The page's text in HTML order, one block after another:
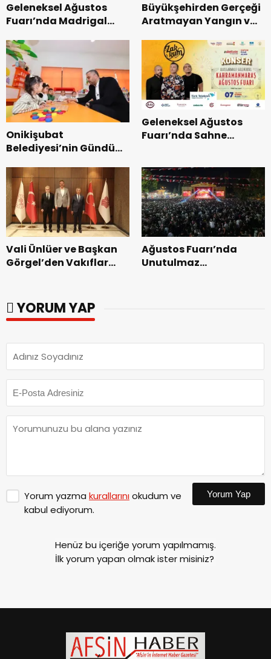
Geleneksel Ağustos
Fuarı’nda Madrigal
Büyükşehirden Gerçeği
Aratmayan Yangın ve
Onikişubat
Belediyesi’nin Gündüz
dönemin ön kayıtları
başladı.
Geleneksel Ağustos
Fuarı’nda Sahne
Vali Ünlüer ve Başkan
Görgel’den Vakıflar
Ağustos Fuarı’nda
Unutulmaz
YORUM YAP
Yorum yazma kurallarınıokudum ve
kabul ediyorum.
Yorum Yap
Henüz bu içeriğe yorum yapılmamış.
İlk yorum yapan olmak ister misiniz?